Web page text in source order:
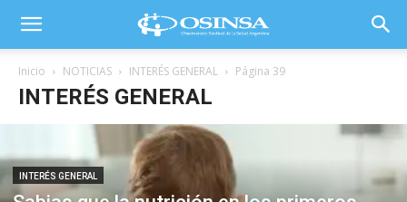
Inicio NOTICIAS INTERÉS GENERAL Página 39
INTERÉS GENERAL
INTERÉS GENERAL